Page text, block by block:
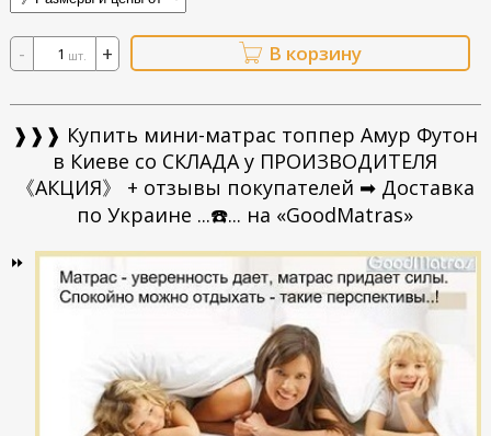
- +
шт. В корзину
❱❱❱ Купить мини-матрас топпер Амур Футон
в Киеве со СКЛАДА у ПРОИЗВОДИТЕЛЯ
《АКЦИЯ》 + отзывы покупателей ➡ Доставка
по Украине ...☎️... на «GoodMatras»
⏩